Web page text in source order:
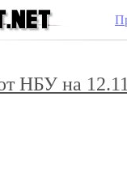
НБУ на